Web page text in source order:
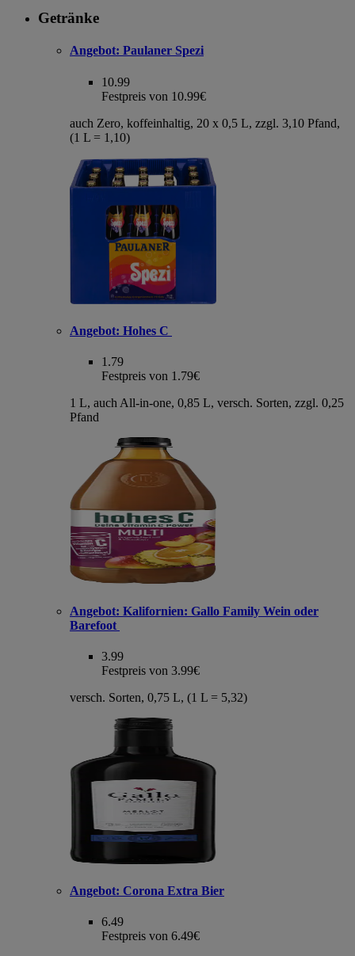
Getränke
Angebot: Paulaner Spezi
10.99
Festpreis von 10.99€
auch Zero, koffeinhaltig, 20 x 0,5 L, zzgl. 3,10 Pfand,
(1 L = 1,10)
Angebot: Hohes C
1.79
Festpreis von 1.79€
1 L, auch All-in-one, 0,85 L, versch. Sorten, zzgl. 0,25
Pfand
Angebot: Kalifornien: Gallo Family Wein oder
Barefoot
3.99
Festpreis von 3.99€
versch. Sorten, 0,75 L, (1 L = 5,32)
Angebot: Corona Extra Bier
6.49
Festpreis von 6.49€